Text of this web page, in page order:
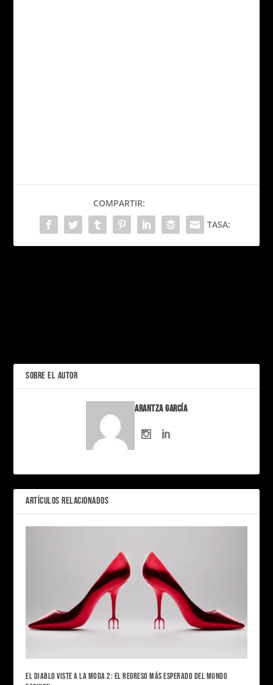
COMPARTIR:
TASA:
SOBRE EL AUTOR
Arantza García
ARTÍCULOS RELACIONADOS
EL DIABLO VISTE A LA MODA 2: EL REGRESO MÁS ESPERADO DEL MUNDO